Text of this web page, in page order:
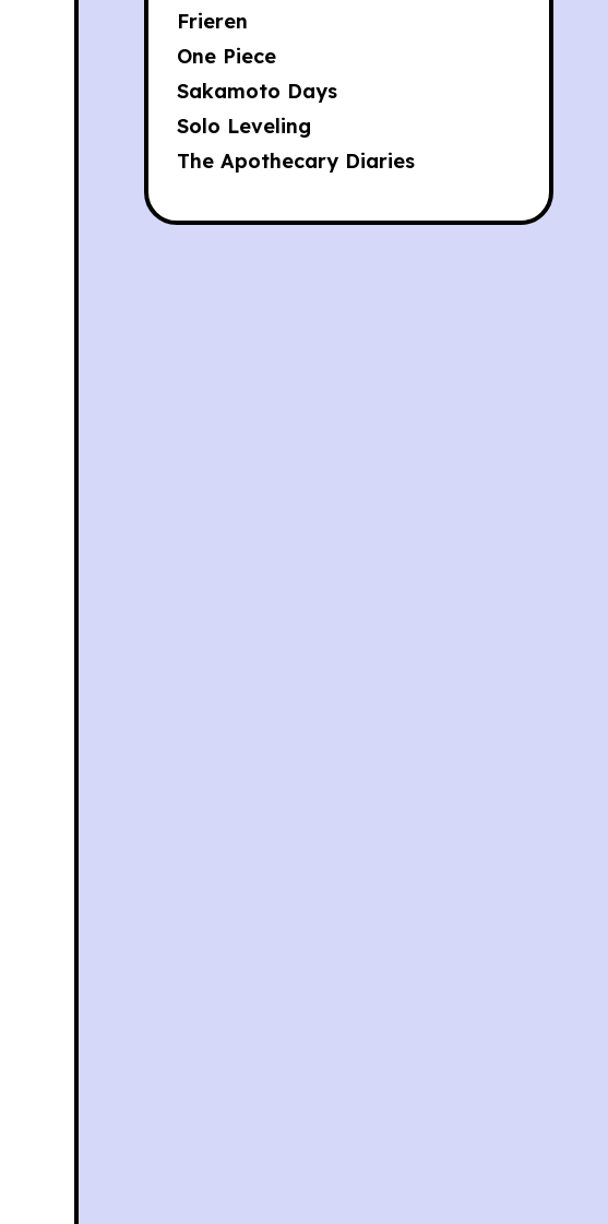
Frieren
One Piece
Sakamoto Days
Solo Leveling
The Apothecary Diaries